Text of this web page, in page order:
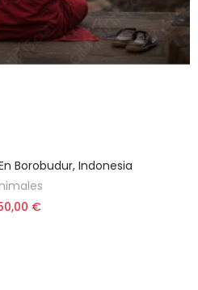
Borobudur, Indonesia
€